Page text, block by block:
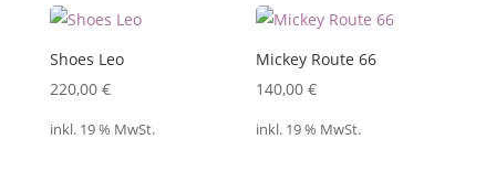
Shoes Leo
220,00 €
inkl. 19 % MwSt.
Mickey Route 66
140,00€
inkl. 19 % MwSt.